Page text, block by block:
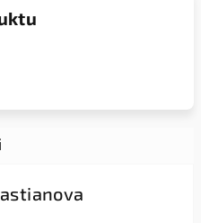
je 5 z 5 hvězdiček.